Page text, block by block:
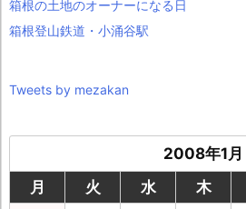
箱根の土地のオーナーになる日
箱根登山鉄道・小涌谷駅
Tweets by mezakan
2008年1月
月
火 水 木